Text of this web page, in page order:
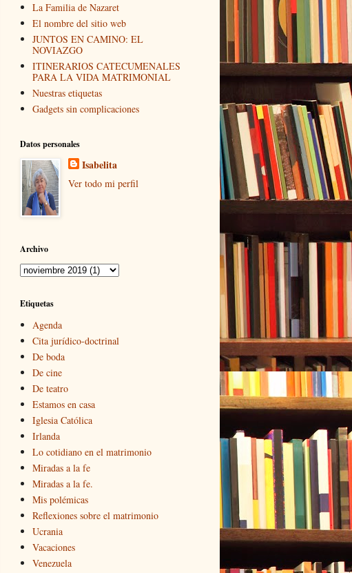
La Familia de Nazaret
El nombre del sitio web
JUNTOS EN CAMINO: EL
NOVIAZGO
ITINERARIOS CATECUMENALES
PARA LA VIDA MATRIMONIAL
Nuestras etiquetas
Gadgets sin complicaciones
Datos personales
Isabelita
Ver todo mi perfil
Archivo
Etiquetas
Agenda
Cita jurídico-doctrinal
De boda
De cine
De teatro
Estamos en casa
Iglesia Católica
Irlanda
Lo cotidiano en el matrimonio
Miradas a la fe
Miradas a la fe.
Mis polémicas
Reflexiones sobre el matrimonio
Ucrania
Vacaciones
Venezuela